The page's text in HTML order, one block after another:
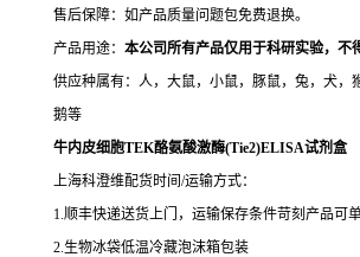
售后保障：如产品质量问题包免费退换。
产品用途： 本公司所有产品仅用于科研实验，不
供应种属有：人，大鼠，小鼠，豚鼠，兔，犬，
鹅等
牛内皮细胞TEK酪氨酸激酶(Tie2)ELISA试剂盒
上海科澄维配货时间/运输方式：
1.顺丰快递送货上门，运输保存条件苛刻产品可单
2.生物冰袋低温冷藏泡沫箱包装